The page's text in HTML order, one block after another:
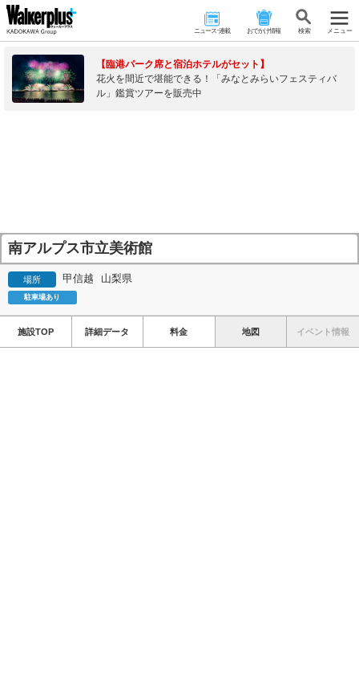
ニュース･連載 おでかけ情報 検 索 メニュー
【臨港パーク席と宿泊ホテルがセット】
花火を間近で堪能できる！「みなとみらいフェスティバ
ル」鑑賞ツアーを販売中
南アルプス市立美術館
場所 甲信越 山梨県
駐車場あり
施設TOP 詳細データ 料金 地図 イベント情報